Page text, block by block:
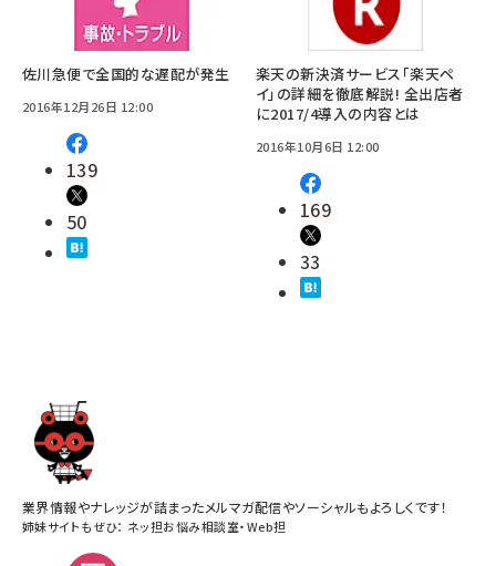
佐川急便で全国的な遅配が発生
2016年12月26日 12:00
139
50
楽天の新決済サービス「楽天ペ
イ」の詳細を徹底解説! 全出店者
に2017/4導入の内容とは
2016年10月6日 12:00
169
33
業界情報やナレッジが詰まったメルマガ配信やソーシャルもよろしくです！
姉妹サイトもぜひ： ネッ担お悩み相談室・Web担